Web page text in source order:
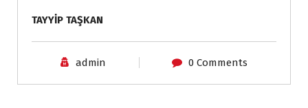
TAYYİP TAŞKAN
admin 0 Comments